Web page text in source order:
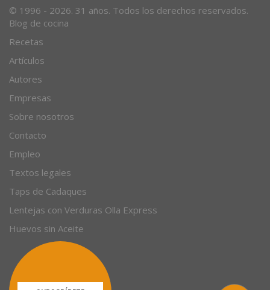
© 1996 - 2026. 31 años. Todos los derechos reservados.
Blog de cocina
Recetas
Artículos
Autores
Empresas
Sobre nosotros
Contacto
Empleo
Textos legales
Taps de Cadaques
Lentejas con Verduras Olla Express
Huevos sin Aceite